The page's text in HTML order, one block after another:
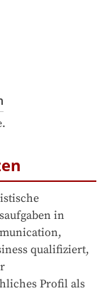
in
qualifiziert,
Profil als